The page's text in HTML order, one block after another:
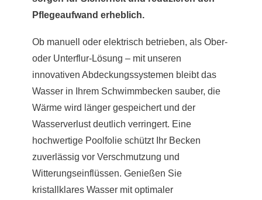
Pflegeaufwand erheblich.
Ob manuell oder elektrisch betrieben, als Ober-
oder Unterflur-Lösung – mit unseren
innovativen Abdeckungssystemen bleibt das
Wasser in Ihrem Schwimmbecken sauber, die
Wärme wird länger gespeichert und der
Wasserverlust deutlich verringert. Eine
hochwertige Poolfolie schützt Ihr Becken
zuverlässig vor Verschmutzung und
Witterungseinflüssen. Genießen Sie
kristallklares Wasser mit optimaler